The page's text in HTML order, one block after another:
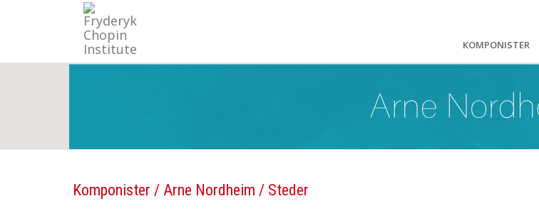
KOMPONISTER
Komponister / Arne Nordheim / Steder